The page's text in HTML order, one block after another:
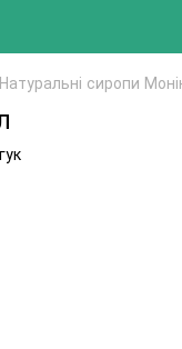
Натуральні сиропи